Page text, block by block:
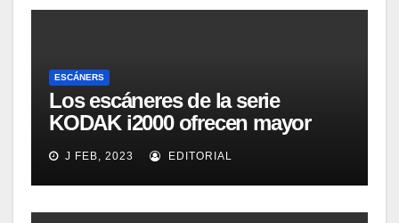
ESCÁNERS
Los escáneres de la serie
KODAK i2000 ofrecen mayor
eficacia, productividad y
colaboración en la oficina
J FEB, 2023 EDITORIAL